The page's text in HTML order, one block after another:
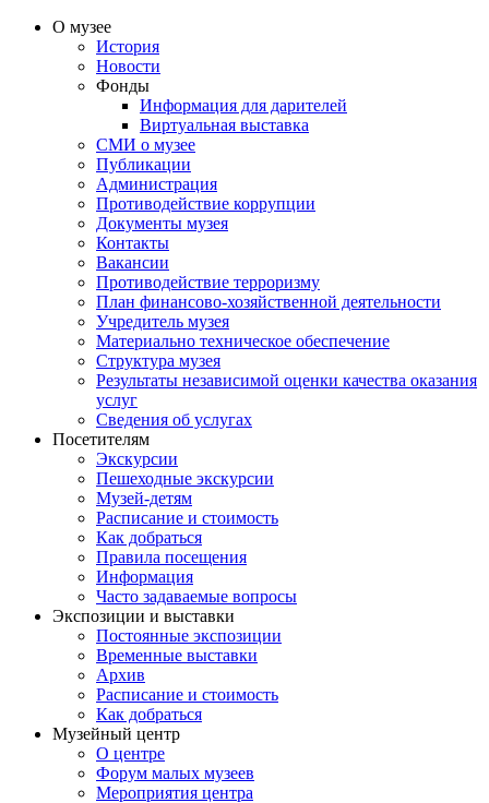
О музее
История
Новости
Фонды
Информация для дарителей
Виртуальная выставка
СМИ о музее
Публикации
Администрация
Противодействие коррупции
Документы музея
Контакты
Вакансии
Противодействие терроризму
План финансово-хозяйственной деятельности
Учредитель музея
Материально техническое обеспечение
Структура музея
Результаты независимой оценки качества оказания
услуг
Сведения об услугах
Посетителям
Экскурсии
Пешеходные экскурсии
Музей-детям
Расписание и стоимость
Как добраться
Правила посещения
Информация
Часто задаваемые вопросы
Экспозиции и выставки
Постоянные экспозиции
Временные выставки
Архив
Расписание и стоимость
Как добраться
Музейный центр
О центре
Форум малых музеев
Мероприятия центра